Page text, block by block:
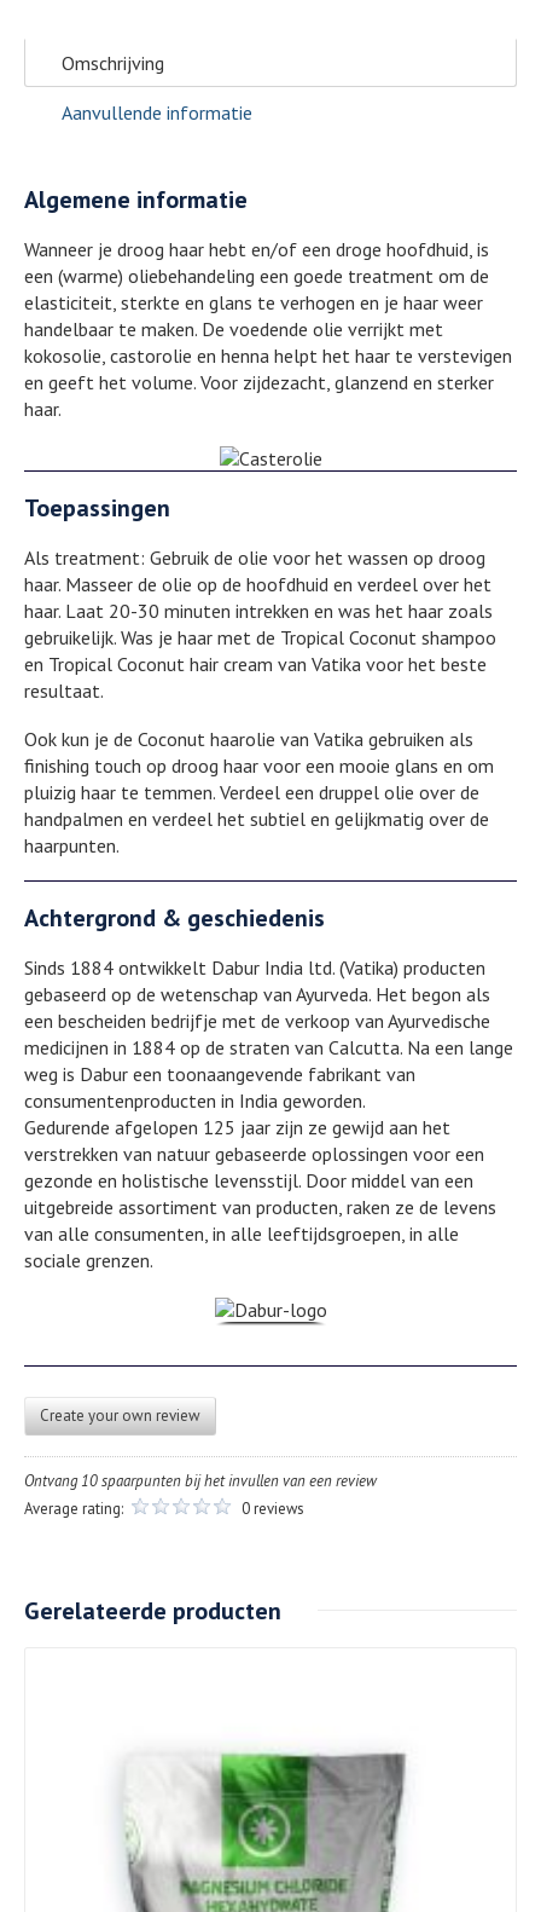
Omschrijving
Aanvullende informatie
Algemene informatie
Wanneer je droog haar hebt en/of een droge hoofdhuid, is
een (warme) oliebehandeling een goede treatment om de
elasticiteit, sterkte en glans te verhogen en je haar weer
handelbaar te maken. De voedende olie verrijkt met
kokosolie, castorolie en henna helpt het haar te verstevigen
en geeft het volume. Voor zijdezacht, glanzend en sterker
haar.
Toepassingen
Als treatment: Gebruik de olie voor het wassen op droog
haar. Masseer de olie op de hoofdhuid en verdeel over het
haar. Laat 20-30 minuten intrekken en was het haar zoals
gebruikelijk. Was je haar met de Tropical Coconut shampoo
en Tropical Coconut hair cream van Vatika voor het beste
resultaat.
Ook kun je de Coconut haarolie van Vatika gebruiken als
finishing touch op droog haar voor een mooie glans en om
pluizig haar te temmen. Verdeel een druppel olie over de
handpalmen en verdeel het subtiel en gelijkmatig over de
haarpunten.
Achtergrond & geschiedenis
Sinds 1884 ontwikkelt Dabur India ltd. (Vatika) producten
gebaseerd op de wetenschap van Ayurveda. Het begon als
een bescheiden bedrijfje met de verkoop van Ayurvedische
medicijnen in 1884 op de straten van Calcutta. Na een lange
weg is Dabur een toonaangevende fabrikant van
consumentenproducten in India geworden.
Gedurende afgelopen 125 jaar zijn ze gewijd aan het
verstrekken van natuur gebaseerde oplossingen voor een
gezonde en holistische levensstijl. Door middel van een
uitgebreide assortiment van producten, raken ze de levens
van alle consumenten, in alle leeftijdsgroepen, in alle
sociale grenzen.
Create your own review
Ontvang 10 spaarpunten bij het invullen van een review
Average rating:
0 reviews
Gerelateerde producten
Details